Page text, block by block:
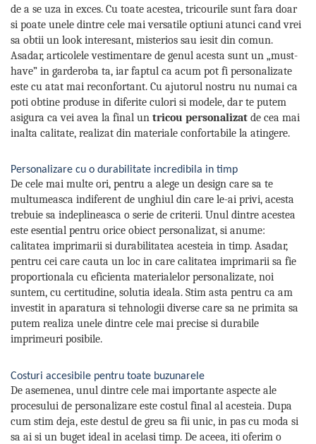
de a se uza in exces. Cu toate acestea, tricourile sunt fara doar
si poate unele dintre cele mai versatile optiuni atunci cand vrei
sa obtii un look interesant, misterios sau iesit din comun.
Asadar, articolele vestimentare de genul acesta sunt un „must-
have” in garderoba ta, iar faptul ca acum pot fi personalizate
este cu atat mai reconfortant. Cu ajutorul nostru nu numai ca
poti obtine produse in diferite culori si modele, dar te putem
asigura ca vei avea la final un tricou personalizat de cea mai
inalta calitate, realizat din materiale confortabile la atingere.
Personalizare cu o durabilitate incredibila in timp
De cele mai multe ori, pentru a alege un design care sa te
multumeasca indiferent de unghiul din care le-ai privi, acesta
trebuie sa indeplineasca o serie de criterii. Unul dintre acestea
este esential pentru orice obiect personalizat, si anume:
calitatea imprimarii si durabilitatea acesteia in timp. Asadar,
pentru cei care cauta un loc in care calitatea imprimarii sa fie
proportionala cu eficienta materialelor personalizate, noi
suntem, cu certitudine, solutia ideala. Stim asta pentru ca am
investit in aparatura si tehnologii diverse care sa ne primita sa
putem realiza unele dintre cele mai precise si durabile
imprimeuri posibile.
Costuri accesibile pentru toate buzunarele
De asemenea, unul dintre cele mai importante aspecte ale
procesului de personalizare este costul final al acesteia. Dupa
cum stim deja, este destul de greu sa fii unic, in pas cu moda si
sa ai si un buget ideal in acelasi timp. De aceea, iti oferim o